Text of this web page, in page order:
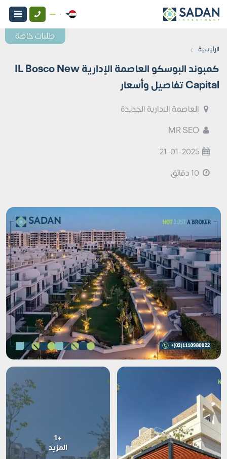
الرئيسية ›
كمبوند البوسكو العاصمة الإدارية IL Bosco New
Capital تفاصيل وأسعار
العاصمة الادارية الجديدة
MR SEO
21-01-2025
+1
المزيد
طلبات خاصة